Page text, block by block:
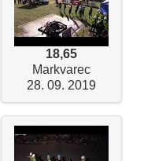
18,65
Markvarec
28. 09. 2019